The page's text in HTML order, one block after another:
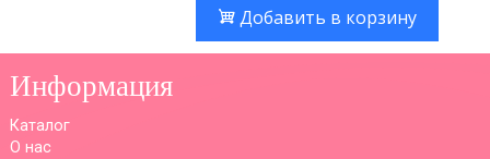
Добавить в корзину
Информация
Каталог
О нас